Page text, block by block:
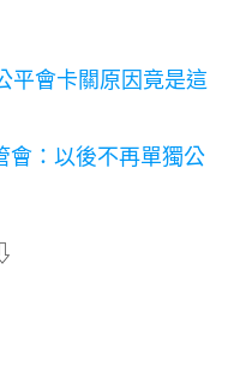
平會卡關原因竟是這
：以後不再單獨公